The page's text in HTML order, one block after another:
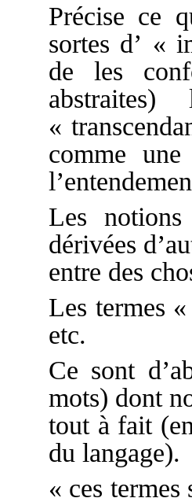
Précise ce
sortes d’ «
de les
«
comme
Les
dérivées
entre des
Les termes
etc.
Ce sont
mots) dont
tout à fait
du langage).
« ces